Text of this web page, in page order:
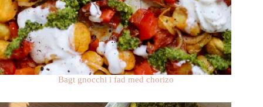
Bagt gnocchi i fad med chorizo